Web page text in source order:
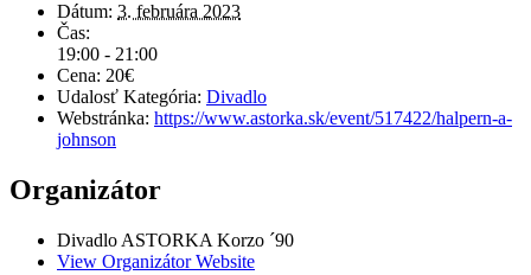
Dátum: 3. februára 2023
Čas:
19:00 - 21:00
Cena: 20€
Udalosť Kategória: Divadlo
Webstránka: https://www.astorka.sk/event/517422/halpern-a-
johnson
Organizátor
Divadlo ASTORKA Korzo ´90
View Organizátor Website